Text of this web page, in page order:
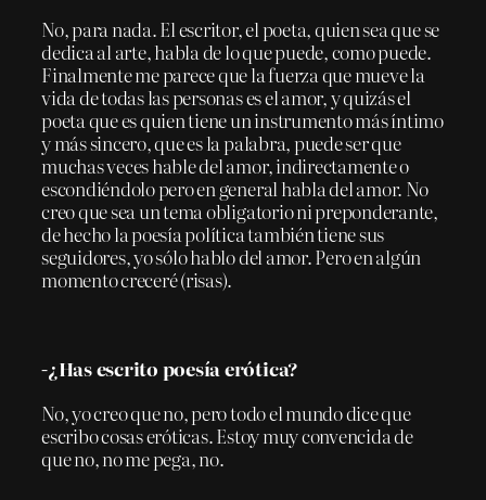
No, para nada. El escritor, el poeta, quien sea que se
dedica al arte, habla de lo que puede, como puede.
Finalmente me parece que la fuerza que mueve la
vida de todas las personas es el amor, y quizás el
poeta que es quien tiene un instrumento más íntimo
y más sincero, que es la palabra, puede ser que
muchas veces hable del amor, indirectamente o
escondiéndolo pero en general habla del amor. No
creo que sea un tema obligatorio ni preponderante,
de hecho la poesía política también tiene sus
seguidores, yo sólo hablo del amor. Pero en algún
momento creceré (risas).
-¿Has escrito poesía erótica?
No, yo creo que no, pero todo el mundo dice que
escribo cosas eróticas. Estoy muy convencida de
que no, no me pega, no.